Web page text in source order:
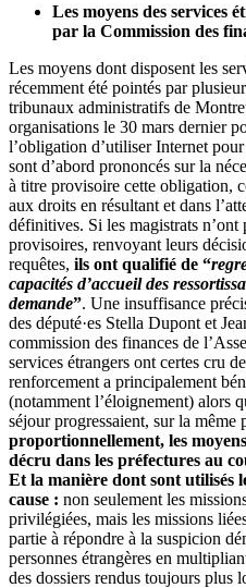
Les moyens des services
par la Commission des
Les moyens dont disposent les
récemment été pointés par
tribunaux administratifs de
organisations le 30 mars dernier
l’obligation d’utiliser Internet
sont d’abord prononcés sur la
à titre provisoire cette obligation,
aux droits en résultant et dans
définitives. Si les magistrats n’ont
provisoires, renvoyant leurs
requêtes, ils ont qualifié de “
capacités d’accueil des
demande”. Une insuffisance
des député·es Stella Dupont et
commission des finances de
services étrangers ont certes cru
renforcement a principalement
(notamment l’éloignement) alors
séjour progressaient, sur la
proportionnellement, les
décru dans les préfectures au
Et la manière dont sont utilisés
cause : non seulement les
privilégiées, mais les missions
partie à répondre à la suspicion
personnes étrangères en
des dossiers rendus toujours plus